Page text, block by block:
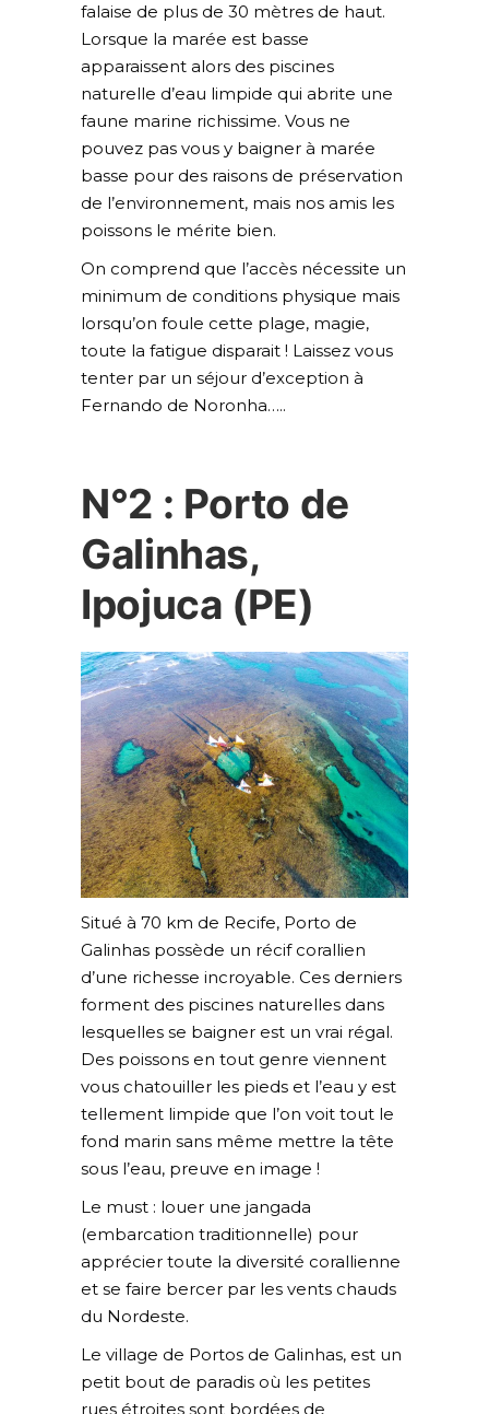
falaise de plus de 30 mètres de haut.
Lorsque la marée est basse
apparaissent alors des piscines
naturelle d’eau limpide qui abrite une
faune marine richissime. Vous ne
pouvez pas vous y baigner à marée
basse pour des raisons de préservation
de l’environnement, mais nos amis les
poissons le mérite bien.
On comprend que l’accès nécessite un
minimum de conditions physique mais
lorsqu’on foule cette plage, magie,
toute la fatigue disparait ! Laissez vous
tenter par un séjour d’exception à
Fernando de Noronha…..
N°2 : Porto de
Galinhas,
Ipojuca (PE)
Situé à 70 km de Recife, Porto de
Galinhas possède un récif corallien
d’une richesse incroyable. Ces derniers
forment des piscines naturelles dans
lesquelles se baigner est un vrai régal.
Des poissons en tout genre viennent
vous chatouiller les pieds et l’eau y est
tellement limpide que l’on voit tout le
fond marin sans même mettre la tête
sous l’eau, preuve en image !
Le must : louer une jangada
(embarcation traditionnelle) pour
apprécier toute la diversité corallienne
et se faire bercer par les vents chauds
du Nordeste.
Le village de Portos de Galinhas, est un
petit bout de paradis où les petites
rues étroites sont bordées de